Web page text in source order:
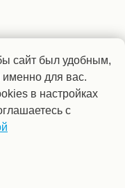
сайт был удобным,
для вас.
в настройках
с